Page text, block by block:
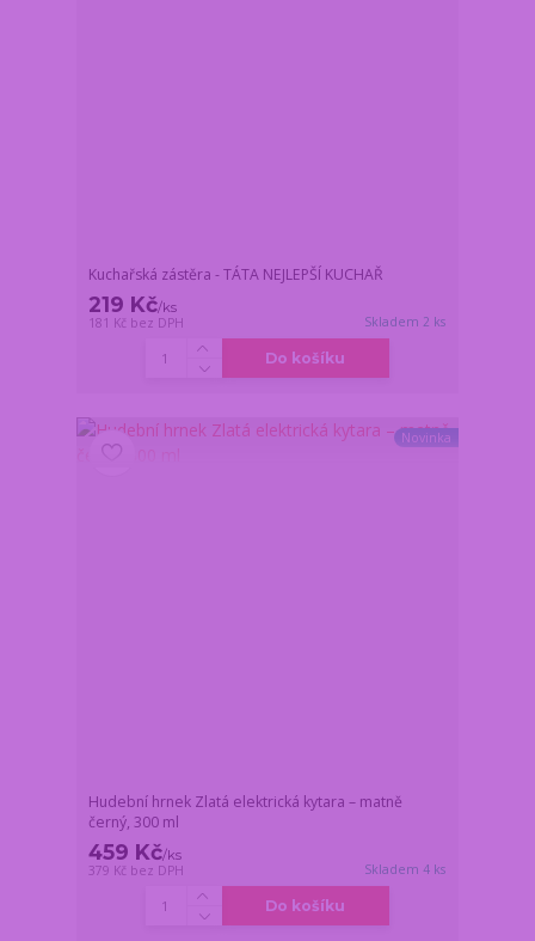
Kuchařská zástěra - TÁTA NEJLEPŠÍ KUCHAŘ
219 Kč/ks
181 Kč bez DPH Skladem 2 ks
Do košíku
Novinka
Hudební hrnek Zlatá elektrická kytara – matně
černý, 300 ml
459 Kč/ks
379 Kč bez DPH Skladem 4 ks
Do košíku